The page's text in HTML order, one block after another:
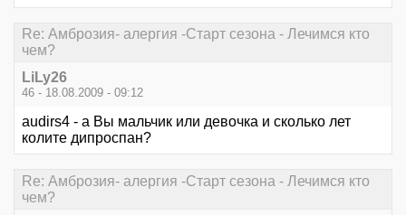
Re: Амброзия- алергия -Старт сезона - Лечимся кто
чем?
LiLy26
46 - 18.08.2009 - 09:12
audirs4 - а Вы мальчик или девочка и сколько лет
колите дипроспан?
Re: Амброзия- алергия -Старт сезона - Лечимся кто
чем?